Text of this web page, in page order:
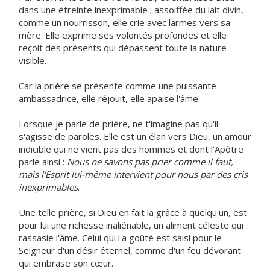
dans une étreinte inexprimable ; assoiffée du lait divin,
comme un nourrisson, elle crie avec larmes vers sa
mère. Elle exprime ses volontés profondes et elle
reçoit des présents qui dépassent toute la nature
visible.
Car la prière se présente comme une puissante
ambassadrice, elle réjouit, elle apaise l'âme.
Lorsque je parle de prière, ne t'imagine pas qu'il
s'agisse de paroles. Elle est un élan vers Dieu, un amour
indicible qui ne vient pas des hommes et dont l'Apôtre
parle ainsi : Nous ne savons pas prier comme il faut,
mais l'Esprit lui-même intervient pour nous par des cris
inexprimables.
Une telle prière, si Dieu en fait la grâce à quelqu'un, est
pour lui une richesse inaliénable, un aliment céleste qui
rassasie l'âme. Celui qui l'a goûté est saisi pour le
Seigneur d'un désir éternel, comme d'un feu dévorant
qui embrase son cœur.